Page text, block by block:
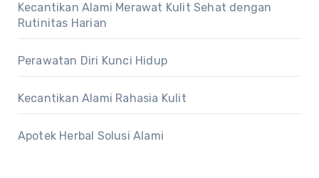
Kecantikan Alami Merawat Kulit Sehat dengan
Rutinitas Harian
Perawatan Diri Kunci Hidup
Kecantikan Alami Rahasia Kulit
Apotek Herbal Solusi Alami